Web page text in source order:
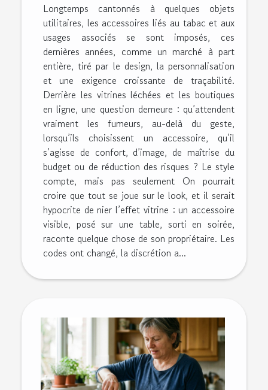
Longtemps cantonnés à quelques objets
utilitaires, les accessoires liés au tabac et aux
usages associés se sont imposés, ces
dernières années, comme un marché à part
entière, tiré par le design, la personnalisation
et une exigence croissante de traçabilité.
Derrière les vitrines léchées et les boutiques
en ligne, une question demeure : qu’attendent
vraiment les fumeurs, au-delà du geste,
lorsqu’ils choisissent un accessoire, qu’il
s’agisse de confort, d’image, de maîtrise du
budget ou de réduction des risques ? Le style
compte, mais pas seulement On pourrait
croire que tout se joue sur le look, et il serait
hypocrite de nier l’effet vitrine : un accessoire
visible, posé sur une table, sorti en soirée,
raconte quelque chose de son propriétaire. Les
codes ont changé, la discrétion a...